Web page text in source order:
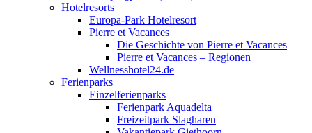
Hotelresorts
Europa-Park Hotelresort
Pierre et Vacances
Die Geschichte von Pierre et Vacances
Pierre et Vacances – Regionen
Wellnesshotel24.de
Ferienparks
Einzelferienparks
Ferienpark Aquadelta
Freizeitpark Slagharen